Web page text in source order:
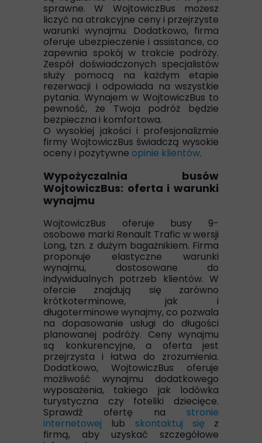
sprawne. W WojtowiczBus możesz
liczyć na atrakcyjne ceny i przejrzyste
warunki wynajmu. Dodatkowo, firma
oferuje ubezpieczenie i assistance, co
zapewnia spokój w trakcie podróży.
Zespół doświadczonych specjalistów
służy pomocą na każdym etapie
rezerwacji i odpowiada na wszystkie
pytania. Wynajem w WojtowiczBus to
pewność, że Twoja podróż będzie
bezpieczna i komfortowa.
O wysokiej jakości i profesjonalizmie
firmy WojtowiczBus świadczą wysokie
oceny i pozytywne opinie klientów.
Wypożyczalnia busów
WojtowiczBus: oferta i warunki
wynajmu
WojtowiczBus oferuje busy 9-
osobowe marki Renault Trafic w wersji
Long, tzn. z dużym bagażnikiem. Firma
proponuje elastyczne warunki
wynajmu, dostosowane do
indywidualnych potrzeb klientów. W
ofercie znajdują się zarówno
krótkoterminowe, jak i
długoterminowe wynajmy, co pozwala
na dopasowanie usługi do długości
planowanej podróży. Ceny wynajmu
są konkurencyjne, a oferta jest
przejrzysta i łatwa do zrozumienia.
Dodatkowo, WojtowiczBus oferuje
możliwość wynajmu dodatkowego
wyposażenia, takiego jak lodówka
turystyczna czy foteliki dziecięce.
Sprawdź ofertę na stronie
internetowej lub skontaktuj się z
firmą, aby uzyskać szczegółowe